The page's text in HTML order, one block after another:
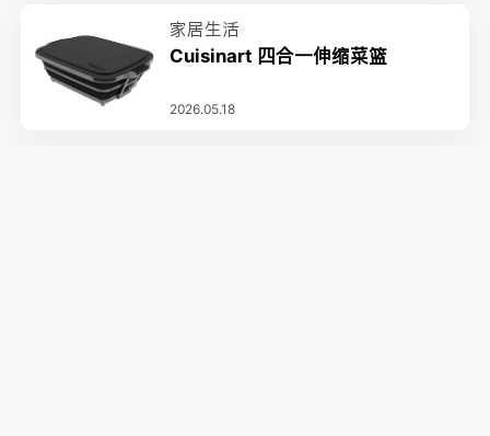
家居生活
Cuisinart 四合一伸缩菜篮
2026.05.18